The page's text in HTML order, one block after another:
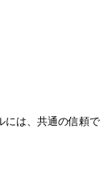
、共通の信頼で